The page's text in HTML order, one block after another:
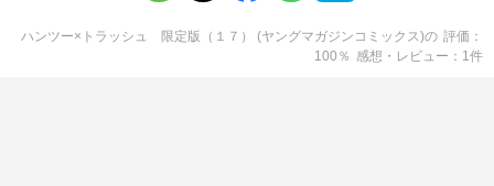
ハンツー×トラッシュ 限定版（１７） (ヤングマガジンコミックス)の 評価
100 ％ 感想・レビュー 1件